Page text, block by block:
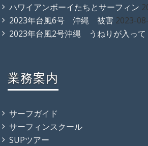
ハワイアンボーイたちとサーフィン
2023年台風6号 沖縄 被害 2023-
2023年台風2号沖縄 うねりが入って
業務案内
サーフガイド
サーフィンスクール
SUPツアー